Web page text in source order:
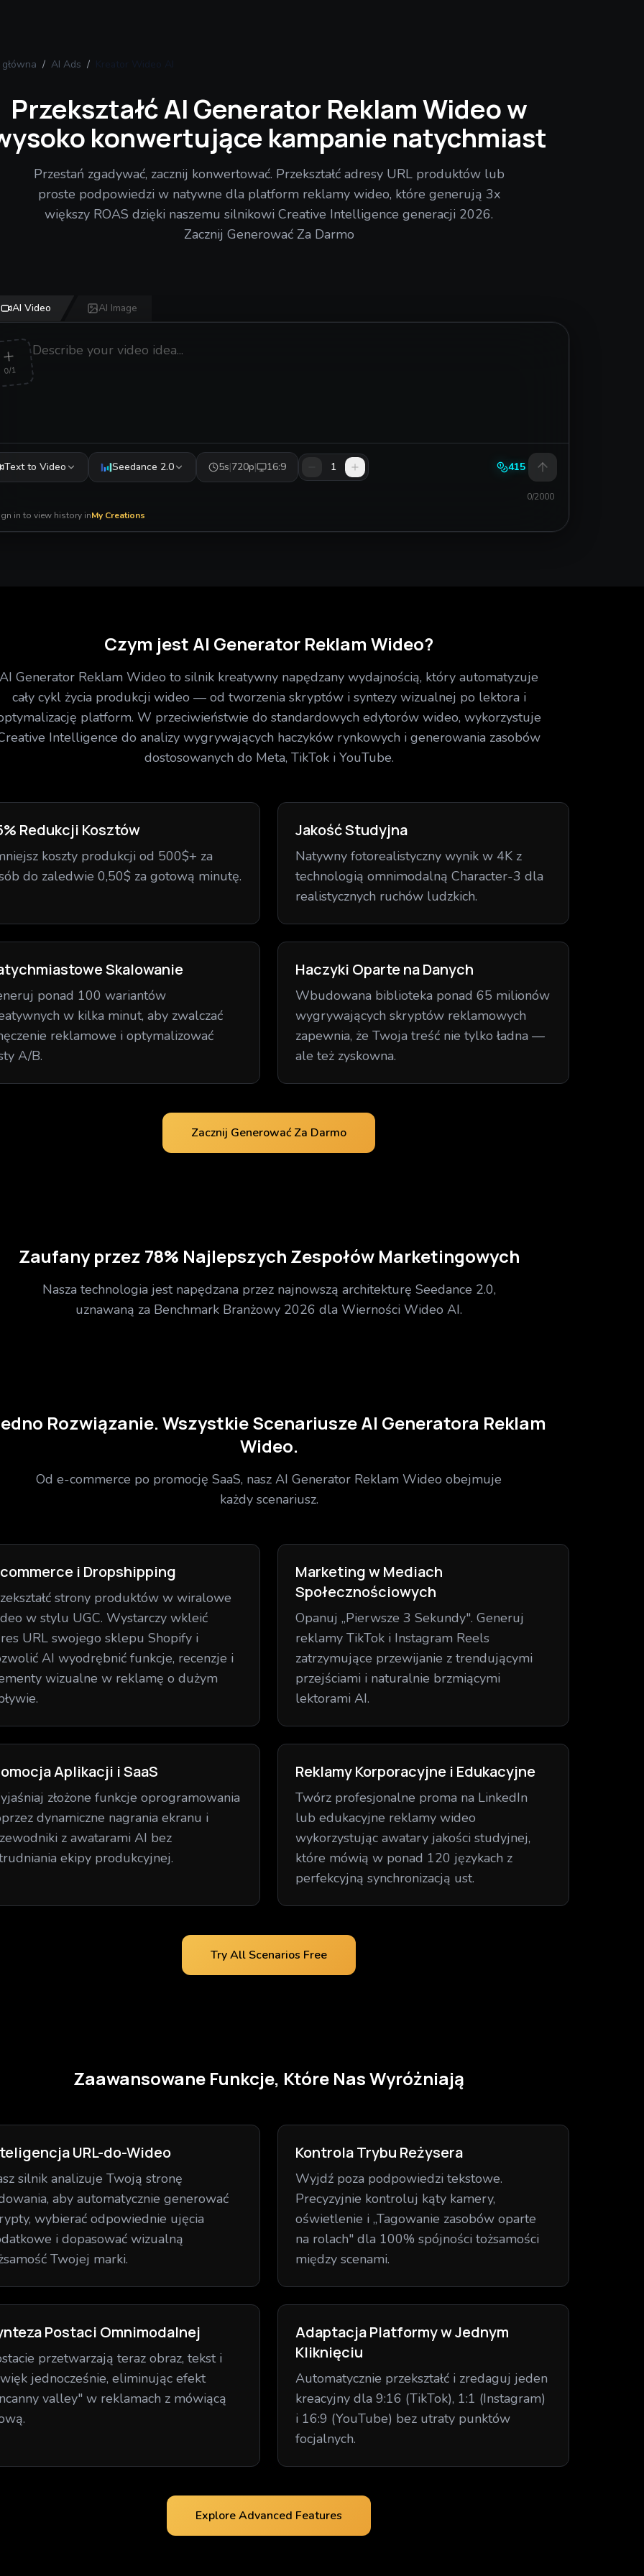
/ AI Ads / Kreator Wideo AI
Przekształć AI Generator Reklam Wideo w
konwertujące kampanie natychmiast
Przestań zgadywać, zacznij konwertować. Przekształć adresy URL produktów lub
proste podpowiedzi w natywne dla platform reklamy wideo, które generują 3x
większy ROAS dzięki naszemu silnikowi Creative Intelligence generacji 2026.
Zacznij Generować Za Darmo
AI Video AI Image
0/1
Text to Video Seedance 2.0 5s|720p| 16:9 1 415
0/2000
in to view history inMy Creations
Czym jest AI Generator Reklam Wideo?
AI Generator Reklam Wideo to silnik kreatywny napędzany wydajnością, który automatyzuje
cały cykl życia produkcji wideo — od tworzenia skryptów i syntezy wizualnej po lektora i
platform. W przeciwieństwie do standardowych edytorów wideo, wykorzystuje
Intelligence do analizy wygrywających haczyków rynkowych i generowania zasobów
dostosowanych do Meta, TikTok i YouTube.
Redukcji Kosztów
koszty produkcji od 500$+ za
do zaledwie 0,50$ za gotową minutę.
Jakość Studyjna
Natywny fotorealistyczny wynik w 4K z
technologią omnimodalną Character-3 dla
realistycznych ruchów ludzkich.
Skalowanie
ponad 100 wariantów
w kilka minut, aby zwalczać
reklamowe i optymalizować
A/B.
Haczyki Oparte na Danych
Wbudowana biblioteka ponad 65 milionów
wygrywających skryptów reklamowych
zapewnia, że Twoja treść nie tylko ładna —
ale też zyskowna.
Zacznij Generować Za Darmo
Zaufany przez 78% Najlepszych Zespołów Marketingowych
Nasza technologia jest napędzana przez najnowszą architekturę Seedance 2.0,
uznawaną za Benchmark Branżowy 2026 dla Wierności Wideo AI.
Rozwiązanie. Wszystkie Scenariusze AI Generatora Reklam
Wideo.
Od e-commerce po promocję SaaS, nasz AI Generator Reklam Wideo obejmuje
każdy scenariusz.
i Dropshipping
strony produktów w wiralowe
w stylu UGC. Wystarczy wkleić
URL swojego sklepu Shopify i
AI wyodrębnić funkcje, recenzje i
wizualne w reklamę o dużym
Marketing w Mediach
Społecznościowych
Opanuj „Pierwsze 3 Sekundy". Generuj
reklamy TikTok i Instagram Reels
zatrzymujące przewijanie z trendującymi
przejściami i naturalnie brzmiącymi
lektorami AI.
Aplikacji i SaaS
złożone funkcje oprogramowania
dynamiczne nagrania ekranu i
z awatarami AI bez
ekipy produkcyjnej.
Reklamy Korporacyjne i Edukacyjne
Twórz profesjonalne proma na LinkedIn
lub edukacyjne reklamy wideo
wykorzystując awatary jakości studyjnej,
które mówią w ponad 120 językach z
perfekcyjną synchronizacją ust.
Try All Scenarios Free
Zaawansowane Funkcje, Które Nas Wyróżniają
URL-do-Wideo
silnik analizuje Twoją stronę
aby automatycznie generować
wybierać odpowiednie ujęcia
i dopasować wizualną
Twojej marki.
Kontrola Trybu Reżysera
Wyjdź poza podpowiedzi tekstowe.
Precyzyjnie kontroluj kąty kamery,
oświetlenie i „Tagowanie zasobów oparte
na rolach" dla 100% spójności tożsamości
między scenami.
Postaci Omnimodalnej
przetwarzają teraz obraz, tekst i
jednocześnie, eliminując efekt
valley" w reklamach z mówiącą
Adaptacja Platformy w Jednym
Kliknięciu
Automatycznie przekształć i zredaguj jeden
kreacyjny dla 9:16 (TikTok), 1:1 (Instagram)
i 16:9 (YouTube) bez utraty punktów
focjalnych.
Explore Advanced Features